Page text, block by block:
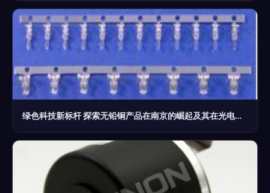
绿色科技新标杆 探索无铅铜产品在南京的崛起及其在光电器件中的应用预见